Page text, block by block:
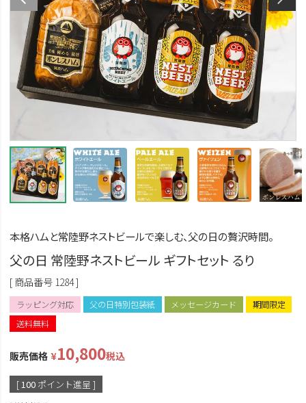
本格ハムと常陸野ネストビールで楽しむ、父の日の贅沢時間。
父の日 常陸野ネストビール ギフトセット るり
商品番号 1284
ラッピング対応 父の日特別包装紙 メッセージカード
期間限定
送料無料
販売価格 ¥10,800税込
[100 ポイント進呈 ]